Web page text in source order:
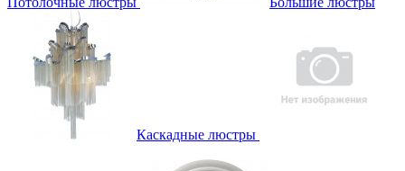
Каскадные люстры